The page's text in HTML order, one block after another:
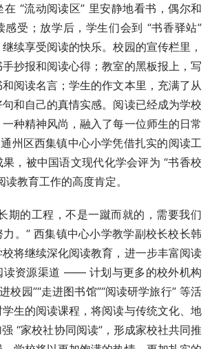
“流动阅读区” 里安静地看书，偶尔和
感受；放学后，学生们会到 “书香驿站”
续享受阅读的快乐。校园的宣传栏里，
抄报和阅读心得；教室的黑板报上，写
阅读名言；学生的作文本里，充满了从
和自己的真情实感。阅读已经成为学校
种精神风尚，融入了每一位师生的日常
州区西集镇中心小学凭借扎实的阅读工
，被中国语文现代化学会评为 “书香校
读教育工作的高度肯定。
期的工程，不是一蹴而就的，需要我们
。” 西集镇中心小学教学副校长校长韩
将继续深化阅读教育，进一步丰富阅读
读资源渠道 —— 计划与更多的校外机构
校园”“走进图书馆”“阅读研学旅行” 等活
生的阅读课程，将阅读与传统文化、地
“家校社协同阅读”，形成家校社共同推